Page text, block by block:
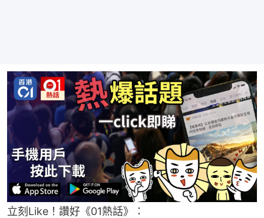
立刻Like！讚好《01熱話》：